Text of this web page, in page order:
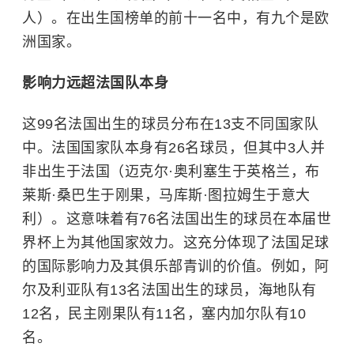
人）。在出生国榜单的前十一名中，有九个是欧
洲国家。
影响力远超法国队本身
这99名法国出生的球员分布在13支不同国家队
中。法国国家队本身有26名球员，但其中3人并
非出生于法国（迈克尔·奥利塞生于英格兰，布
莱斯·桑巴生于刚果， 马库斯·图拉姆生于意大
利）。这意味着有76名法国出生的球员在本届世
界杯上为其他国家效力。这充分体现了法国足球
的国际影响力及其俱乐部青训的价值。例如，阿
尔及利亚队有13名法国出生的球员，海地队有
12名，民主刚果队有11名，塞内加尔队有10
名。